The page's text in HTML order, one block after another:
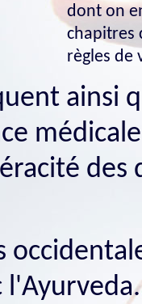
dont on
chapitres
règles de
ainsi
l'Ayurveda.